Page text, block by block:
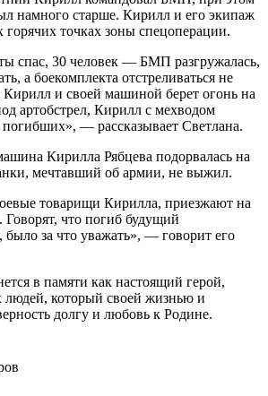
намного старше. Кирилл и его экипаж
горячих точках зоны спецоперации.
спас, 30 человек — БМП разгружалась,
а боекомплекта отстреливаться не
и своей машиной берет огонь на
артобстрел, Кирилл с мехводом
— рассказывает Светлана.
Кирилла Рябцева подорвалась на
мечтавший об армии, не выжил.
товарищи Кирилла, приезжают на
Говорят, что погиб будущий
за что уважать», — говорит его
в памяти как настоящий герой,
который своей жизнью и
долгу и любовь к Родине.